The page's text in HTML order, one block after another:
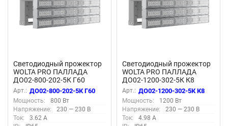
Светодиодный прожектор
WOLTA PRO ПАЛЛАДА
ДО02-800-202-5К Г60
Прозрачный
Арт.: ДО02-800-202-5К Г60
Мощность:
800 Вт
Напряжение:
230 — 230 В
Ток:
3.62 А
Светодиодный прожектор
WOLTA PRO ПАЛЛАДА
ДО02-1200-302-5К К8
Прозрачный
Арт.: ДО02-1200-302-5К К8
Мощность:
1200 Вт
Напряжение:
230 — 230 В
Ток:
4.98 А